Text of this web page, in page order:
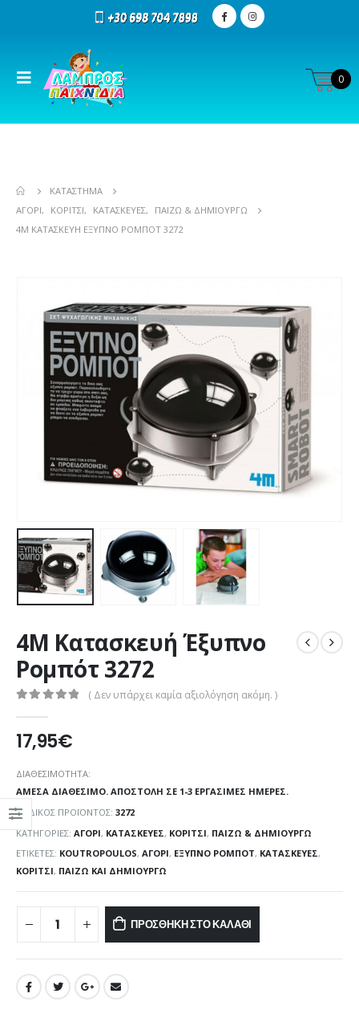
0
ΚΑΤΆΣΤΗΜΑ
ΑΓΌΡΙ, ΚΟΡΊΤΣΙ, ΚΑΤΑΣΚΕΥΈΣ,
ΠΑΊΖΩ & ΔΗΜΙΟΥΡΓΏ
4M ΚΑΤΑΣΚΕΥΉ ΈΞΥΠΝΟ ΡΟΜΠΌΤ 3272
4M Κατασκευή Έξυπνο
Ρομπότ 3272
( Δεν υπάρχει καμία αξιολόγηση ακόμη. )
17,95€
ΔΙΑΘΕΣΙΜΌΤΗΤΑ:
ΆΜΕΣΑ ΔΙΑΘΈΣΙΜΟ. ΑΠΟΣΤΟΛΉ ΣΕ 1-3 ΕΡΓΆΣΙΜΕΣ ΗΜΈΡΕΣ.
ΚΩΔΙΚΌΣ ΠΡΟΪΌΝΤΟΣ: 3272
ΚΑΤΗΓΟΡΊΕΣ: ΑΓΌΡΙ, ΚΑΤΑΣΚΕΥΈΣ, ΚΟΡΊΤΣΙ, ΠΑΊΖΩ & ΔΗΜΙΟΥΡΓΏ
ΕΤΙΚΈΤΕΣ: KOUTROPOULOS, ΑΓΌΡΙ, ΈΞΥΠΝΟ ΡΟΜΠΌΤ, ΚΑΤΑΣΚΕΥΈΣ,
ΚΟΡΊΤΣΙ, ΠΑΊΖΩ ΚΑΙ ΔΗΜΙΟΥΡΓΏ
ΠΡΟΣΘΉΚΗ ΣΤΟ ΚΑΛΆΘΙ